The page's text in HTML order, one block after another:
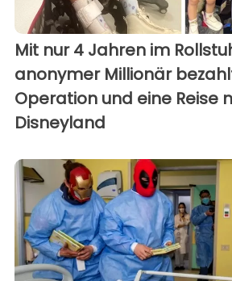
Mit nur 4 Jahren im
anonymer Millionär
Operation und eine Reise
Disneyland